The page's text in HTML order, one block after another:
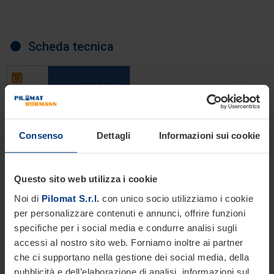
Consenso Dettagli Informazioni sui cookie
Questo sito web utilizza i cookie
Noi di Pilomat S.r.l. con unico socio utilizziamo i cookie
per personalizzare contenuti e annunci, offrire funzioni
specifiche per i social media e condurre analisi sugli
accessi al nostro sito web. Forniamo inoltre ai partner
che ci supportano nella gestione dei social media, della
pubblicità e dell’elaborazione di analisi, informazioni sul
Scheda tecnica